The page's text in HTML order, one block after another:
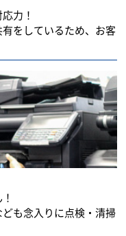
力！
をしているため、お客
も念入りに点検・清掃